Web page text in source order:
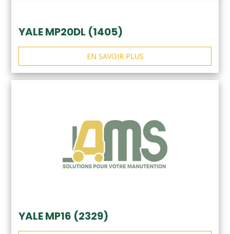
YALE MP20DL (1405)
EN SAVOIR PLUS
YALE MP16 (2329)